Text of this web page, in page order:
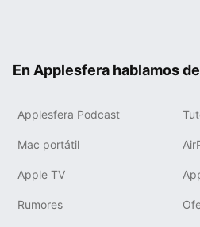
En Applesfera hablamos
Applesfera Podcast
Mac portátil
Apple TV
Rumores